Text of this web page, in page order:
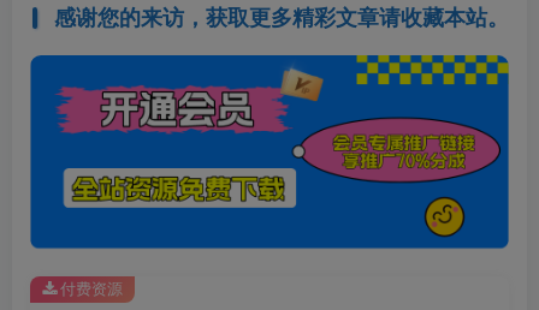
感谢您的来访，获取更多精彩文章请收藏本站。
付费资源